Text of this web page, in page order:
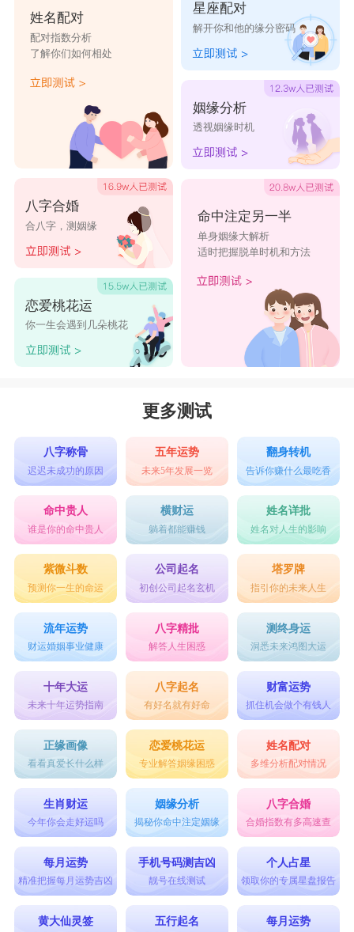
姓名配对
配对指数分析
了解你们如何相处
八字合婚
合八字，测姻缘
恋爱桃花运
你一生会遇到几朵桃花
星座配对
解开你和他的缘分密码
姻缘分析
透视姻缘时机
命中注定另一半
单身姻缘大解析
适时把握脱单时机和方法
更多测试
八字称骨
迟迟未成功的原因
五年运势
未来5年发展一览
翻身转机
告诉你赚什么最吃香
命中贵人
谁是你的命中贵人
横财运
躺着都能赚钱
姓名详批
姓名对人生的影响
紫微斗数
预测你一生的命运
公司起名
初创公司起名玄机
塔罗牌
指引你的未来人生
流年运势
财运婚姻事业健康
八字精批
解答人生困惑
测终身运
洞悉未来鸿图大运
十年大运
未来十年运势指南
八字起名
有好名就有好命
财富运势
抓住机会做个有钱人
正缘画像
看看真爱长什么样
恋爱桃花运
专业解答姻缘困惑
姓名配对
多维分析配对情况
生肖财运
今年你会走好运吗
姻缘分析
揭秘你命中注定姻缘
八字合婚
合婚指数有多高速查
每月运势
精准把握每月运势吉凶
手机号码测吉凶
靓号在线测试
个人占星
领取你的专属星盘报告
黄大仙灵签 五行起名 每月运势